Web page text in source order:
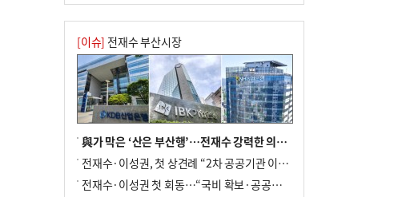
10 "올해 코스피 사이드카 43회 중 25회는 삼
전닉스 ETF 이후 발생"
[이슈] 전재수 부산시장
與가 막은 ‘산은 부산행’…전재수 강력한 의지 표명 없인 공염불
전재수·이성권, 첫 상견례 “2차 공공기관 이전 초당 협력”(종합)
전재수·이성권 첫 회동…“국비 확보·공공기관 이전 협력”